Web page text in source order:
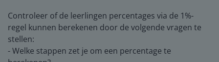
Controleer of de leerlingen percentages via de 1%-
regel kunnen berekenen door de volgende vragen te
stellen:
- Welke stappen zet je om een percentage te